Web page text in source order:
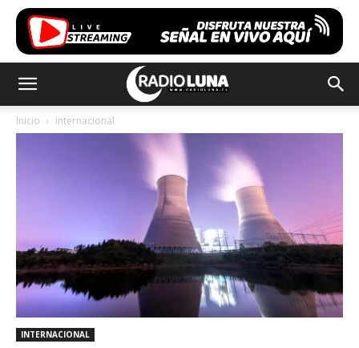
Inicio Internacional
INTERNACIONAL